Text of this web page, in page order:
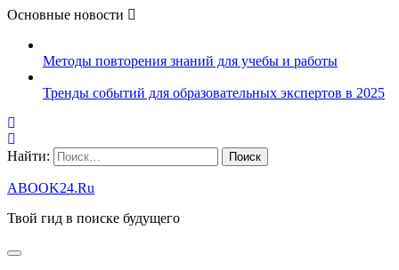
Основные новости
Методы повторения знаний для учебы и работы
Тренды событий для образовательных экспертов в 2025
Найти:
ABOOK24.Ru
Твой гид в поиске будущего